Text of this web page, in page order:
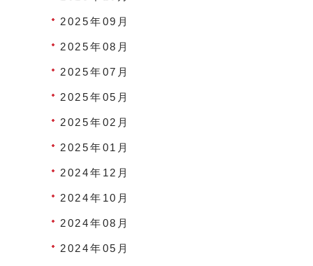
2025年09月
2025年08月
2025年07月
2025年05月
2025年02月
2025年01月
2024年12月
2024年10月
2024年08月
2024年05月